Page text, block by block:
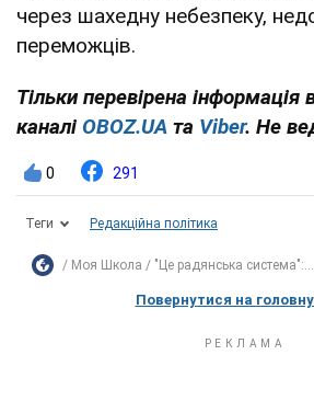
через шахедну небезпеку,
переможців.
Тільки перевірена
каналі OBOZ.UA та Viber. Не
0 291
Теги Редакційна політика
Моя Школа "Це радянська система":...
Повернутися на головну